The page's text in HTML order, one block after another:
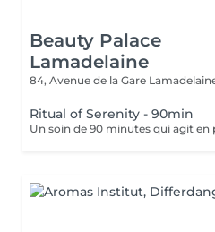
Beauty Palace
Lamadelaine
84, Avenue de la Gare
Ritual of Serenity - 90min